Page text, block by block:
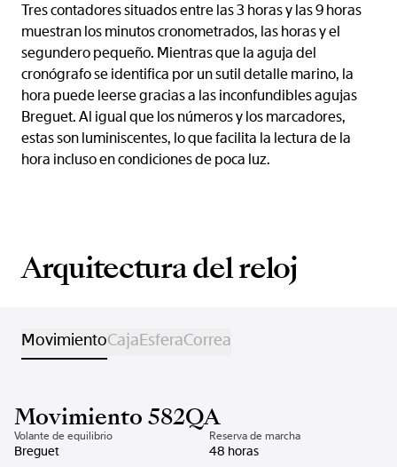
Tres contadores situados entre las 3 horas y las 9 horas
muestran los minutos cronometrados, las horas y el
segundero pequeño. Mientras que la aguja del
cronógrafo se identifica por un sutil detalle marino, la
hora puede leerse gracias a las inconfundibles agujas
Breguet. Al igual que los números y los marcadores,
estas son luminiscentes, lo que facilita la lectura de la
hora incluso en condiciones de poca luz.
Arquitectura del reloj
MovimientoCajaEsferaCorrea
Movimiento 582QA
Volante de equilibrio
Breguet
Reserva de marcha
48 horas